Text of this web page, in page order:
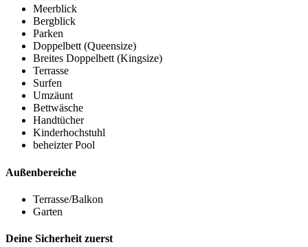
Meerblick
Bergblick
Parken
Doppelbett (Queensize)
Breites Doppelbett (Kingsize)
Terrasse
Surfen
Umzäunt
Bettwäsche
Handtücher
Kinderhochstuhl
beheizter Pool
Außenbereiche
Terrasse/Balkon
Garten
Deine Sicherheit zuerst